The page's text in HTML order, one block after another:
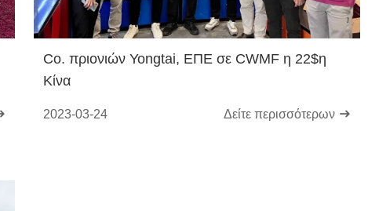
Co. πριονιών Yongtai, ΕΠΕ σε CWMF η 22$η
Κίνα
2023-03-24 Δείτε περισσότερων